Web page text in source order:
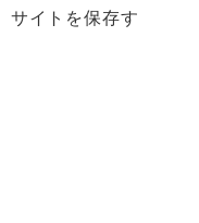
サイトを保存す